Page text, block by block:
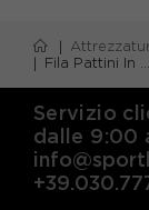
Fila Pattini In Linea X-One Nero Rosso Bambino
Servizio
dalle 9:00